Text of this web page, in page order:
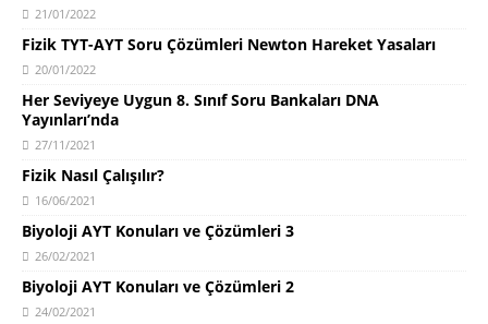
21/01/2022
Fizik TYT-AYT Soru Çözümleri Newton Hareket Yasaları
20/01/2022
Her Seviyeye Uygun 8. Sınıf Soru Bankaları DNA
Yayınları’nda
27/11/2021
Fizik Nasıl Çalışılır?
16/06/2021
Biyoloji AYT Konuları ve Çözümleri 3
26/02/2021
Biyoloji AYT Konuları ve Çözümleri 2
24/02/2021